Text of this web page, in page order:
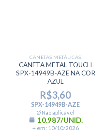
CANETAS METÁLICAS
CANETA METAL TOUCH
SPX-14949B-AZE NA COR
AZUL
R$3,60
SPX-14949B-AZE
Ø Não aplicável
10.987/UNID.
+ em: 10/10/2026